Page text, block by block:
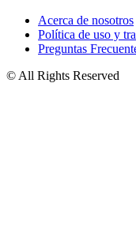
Acerca de nosotros
Política de uso y
Preguntas
© All Rights Reserved